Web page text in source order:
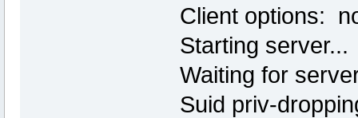
Client options:
Starting server...
Waiting for
Suid priv-